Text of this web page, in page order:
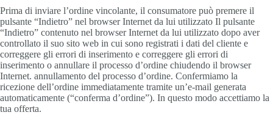
Prima di inviare l’ordine vincolante, il consumatore può premere il
pulsante “Indietro” nel browser Internet da lui utilizzato Il pulsante
“Indietro” contenuto nel browser Internet da lui utilizzato dopo aver
controllato il suo sito web in cui sono registrati i dati del cliente e
correggere gli errori di inserimento e correggere gli errori di
inserimento o annullare il processo d’ordine chiudendo il browser
Internet. annullamento del processo d’ordine. Confermiamo la
ricezione dell’ordine immediatamente tramite un’e-mail generata
automaticamente (“conferma d’ordine”). In questo modo accettiamo la
tua offerta.